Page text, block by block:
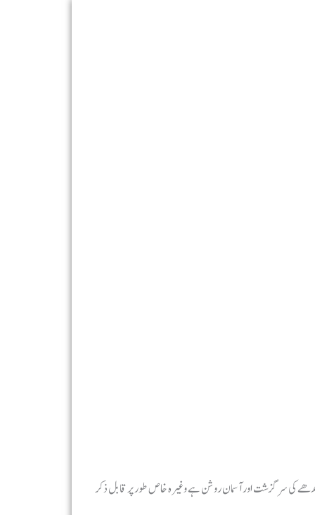
,ایک گدھے کی سرگزشت اور آسمان روشن ہے وغیرہ خاص طور پر قابل ذکر